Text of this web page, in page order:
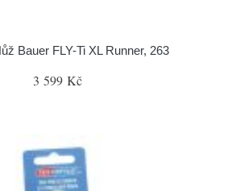
Bauer FLY-Ti XL Runner, 263
3 599 Kč